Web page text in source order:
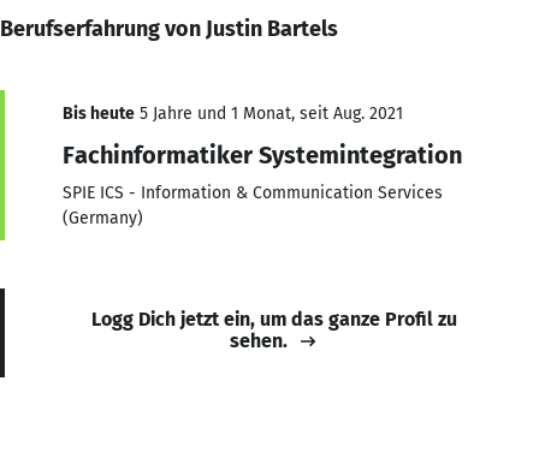
Berufserfahrung von Justin Bartels
Bis heute 5 Jahre und 1 Monat, seit Aug. 2021
Fachinformatiker Systemintegration
SPIE ICS - Information & Communication Services
(Germany)
Logg Dich jetzt ein, um das ganze Profil zu
sehen.